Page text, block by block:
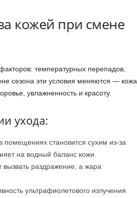
кожей при смене
температурных перепадов,
сезона эти условия меняются — кожа
увлажненность и красоту.
ухода:
становится сухим из-за
на водный баланс кожи.
раздражение, а жара
ультрафиолетового излучения